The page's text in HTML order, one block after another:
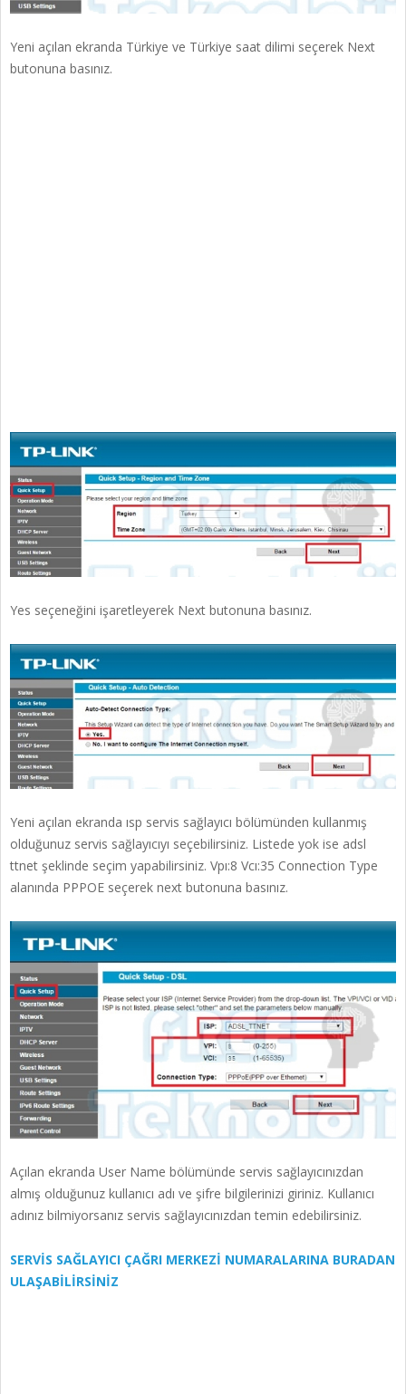
Yeni açılan ekranda Türkiye ve Türkiye saat dilimi seçerek Next
butonuna basınız.
Yes seçeneğini işaretleyerek Next butonuna basınız.
Yeni açılan ekranda ısp servis sağlayıcı bölümünden kullanmış
olduğunuz servis sağlayıcıyı seçebilirsiniz. Listede yok ise adsl
ttnet şeklinde seçim yapabilirsiniz. Vpı:8 Vcı:35 Connection Type
alanında PPPOE seçerek next butonuna basınız.
Açılan ekranda User Name bölümünde servis sağlayıcınızdan
almış olduğunuz kullanıcı adı ve şifre bilgilerinizi giriniz. Kullanıcı
adınız bilmiyorsanız servis sağlayıcınızdan temin edebilirsiniz.
SERVİS SAĞLAYICI ÇAĞRI MERKEZİ NUMARALARINA BURADAN
ULAŞABİLİRSİNİZ